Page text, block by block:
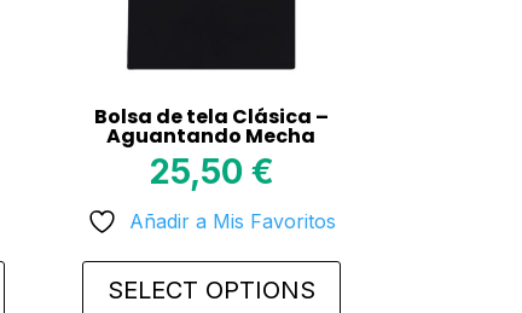
Bolsa de tela Clásica –
Aguantando Mecha
25,50 €
Añadir a Mis Favoritos
SELECT OPTIONS